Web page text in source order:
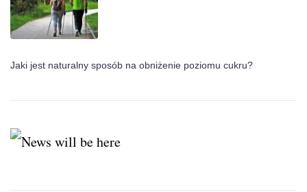
Jaki jest naturalny sposób na obniżenie poziomu cukru?